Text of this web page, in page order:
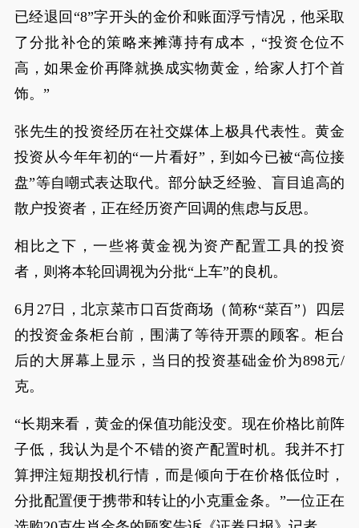
已经退回“8”字开头的金价和账面浮亏情况，他采取
了分批补仓的策略来摊薄持有成本，“投资仓位不
高，如果金价再降就换成实物黄金，给家人打个首
饰。”
张先生的投资经历在社交媒体上极具代表性。黄金
投资从今年年初的“一片看好”，到如今已被“高位接
盘”等自嘲式表达取代。部分缺乏经验、盲目追高的
散户投资者，正在经历资产回调的焦虑与反思。
相比之下，一些将黄金视为资产配置工具的投资
者，则将本轮回调视为分批“上车”的良机。
6月27日，北京菜市口百货商场（简称“菜百”）四层
的投资金条柜台前，围满了等待开票的顾客。柜台
后的大屏幕上显示，当日的投资基础金价为898元/
克。
“长期来看，黄金的保值功能没变。现在价格比前阵
子低，我认为是个不错的资产配置时机。我并不打
算押注短期投机行情，而是倾向于在价格低位时，
分批配置便于携带和转让的小克重金条。”一位正在